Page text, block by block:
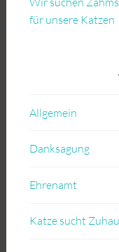
für unsere Katzen
Allgemein
Danksagung
Ehrenamt
Katze sucht